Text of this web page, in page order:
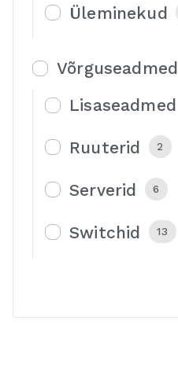
Üleminekud
Võrguseadmed
Lisaseadmed
Ruuterid 2
Serverid 6
Switchid 13